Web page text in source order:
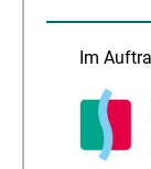
Im